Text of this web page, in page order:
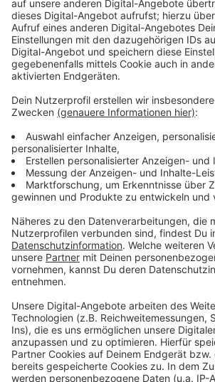
Beyer soll zunächst für die nächsten
jüdischen Personen an der Uni als
Verfügung stehen. Er möchte
kommenden Semester eine
Thema Antisemitismus organisieren.
Anzeige
Weitere Infos und Links zum
Anzeige
Düsseldorf: Zeitzeugin des Holocaust
HHU
Mehr rechts motivierte Straftaten in
Webseite der HHU:
Anzeige